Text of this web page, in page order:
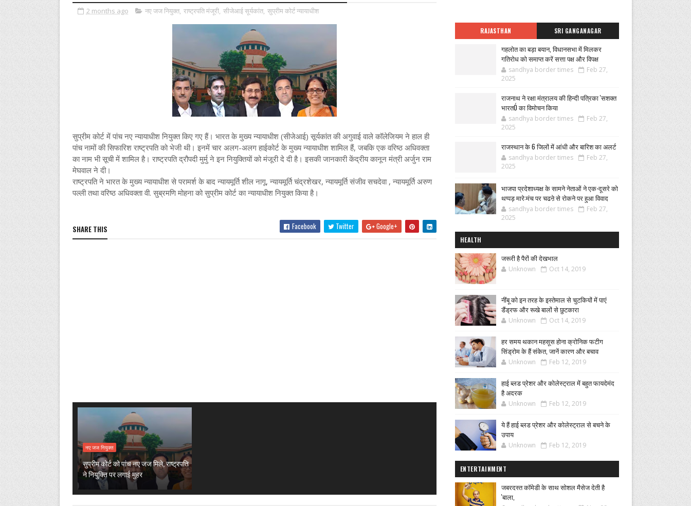
2 months ago नए जज नियुक्त, राष्ट्रपति मंजूरी, सीजेआई सूर्यकांत, सुप्रीम कोर्ट न्यायाधीश
सुप्रीम कोर्ट में पांच नए न्यायाधीश नियुक्त किए गए हैं। भारत के मुख्य न्यायाधीश (सीजेआई) सूर्यकांत की अगुवाई वाले कॉलेजियम ने हाल ही
पांच नामों की सिफारिश राष्ट्रपति को भेजी थी। इनमें चार अलग-अलग हाईकोर्ट के मुख्य न्यायाधीश शामिल हैं, जबकि एक वरिष्ठ अधिवक्ता
का नाम भी सूची में शामिल है। राष्ट्रपति द्रौपदी मुर्मु ने इन नियुक्तियों को मंजूरी दे दी है। इसकी जानकारी केंद्रीय कानून मंत्री अर्जुन राम
मेघवाल ने दी।
राष्ट्रपति ने भारत के मुख्य न्यायाधीश से परामर्श के बाद न्यायमूर्ति शील नागू, न्यायमूर्ति चंद्रशेखर, न्यायमूर्ति संजीव सचदेवा , न्यायमूर्ति अरुण
पल्ली तथा वरिष्ठ अधिवक्ता वी. सुब्रमणि मोहना को सुप्रीम कोर्ट का न्यायाधीश नियुक्त किया है।
SHARE THIS Facebook Twitter Google+
नए जज नियुक्त
सुप्रीम कोर्ट को पांच नए जज मिले, राष्ट्रपति
ने नियुक्ति पर लगाई मुहर
RAJASTHAN SRI GANGANAGAR
गहलोत का बड़ा बयान, विधानसभा में मिलकर
गतिरोध को समाप्त करें सत्ता पक्ष और विपक्ष
sandhya border times
Feb 27,
2025
राजनाथ ने रक्षा मंत्रालय की हिन्दी पत्रिका 'सशक्त
भारतÓ का विमोचन किया
sandhya border times
Feb 27,
2025
राजस्थान के 6 जिलों में आंधी और बारिश का अलर्ट
sandhya border times
Feb 27,
2025
भाजपा प्रदेशाध्यक्ष के सामने नेताओं ने एक-दूसरे को
थप्पड़ मारे:मंच पर चढऩे से रोकने पर हुआ विवाद
sandhya border times
Feb 27,
2025
HEALTH
जरूरी है पैरों की देखभाल
Unknown Oct 14, 2019
नींबू को इन तरह के इस्तेमाल से चुटकियों में पाएं
डैंड्रफ और रूखे बालों से छुटकारा
Unknown Oct 14, 2019
हर समय थकान महसूस होना क्रोनिक फटीग
सिंड्रोम के हैं संकेत, जानें कारण और बचाव
Unknown Feb 12, 2019
हाई ब्लड प्रेशर और कोलेस्ट्राल में बहुत फायदेमंद
है अदरक
Unknown Feb 12, 2019
ये हैं हाई ब्लड प्रेशर और कोलेस्ट्राल से बचने के
उपाय
Unknown Feb 12, 2019
ENTERTAINMENT
जबरदस्त कॉमेडी के साथ सोशल मैसेज देती है
'बाला,